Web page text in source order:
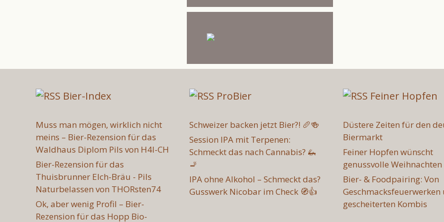
Bier-Index
Muss man mögen, wirklich nicht
meins – Bier-Rezension für das
Waldhaus Diplom Pils von H4l-CH
Bier-Rezension für das
Thuisbrunner Elch-Bräu - Pils
Naturbelassen von THORsten74
Ok, aber wenig Profil – Bier-
Rezension für das Hopp Bio-
ProBier
Schweizer backen jetzt Bier?! 🥖🍻
Session IPA mit Terpenen:
Schmeckt das nach Cannabis? 🦗
🚬
IPA ohne Alkohol – Schmeckt das?
Gusswerk Nicobar im Check 🧭👍
Feiner Hopfen
Düstere Zeiten für den
Biermarkt
Feiner Hopfen wünscht
genussvolle Weihnachten
Bier- & Foodpairing: Von
Geschmacksfeuerwerken
gescheiterten Kombis